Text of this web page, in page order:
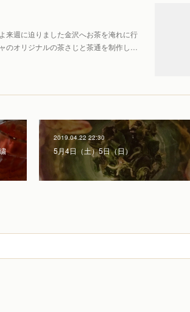
来週に迫りました金沢へお茶を淹れに行
のオリジナルの茶さじと茶通を制作し…
2019.04.22 22:30
5月4日（土）5日（日）